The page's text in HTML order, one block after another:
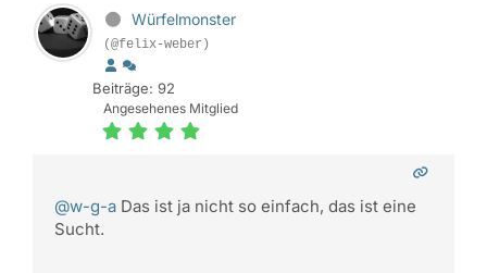
Würfelmonster
(@felix-weber)
Beiträge: 92
Angesehenes Mitglied
@w-g-a Das ist ja nicht so einfach, das ist eine
Sucht.